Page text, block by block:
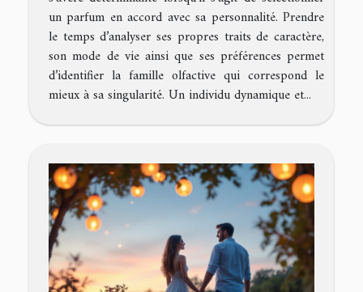
un parfum en accord avec sa personnalité. Prendre
le temps d’analyser ses propres traits de caractère,
son mode de vie ainsi que ses préférences permet
d’identifier la famille olfactive qui correspond le
mieux à sa singularité. Un individu dynamique et...